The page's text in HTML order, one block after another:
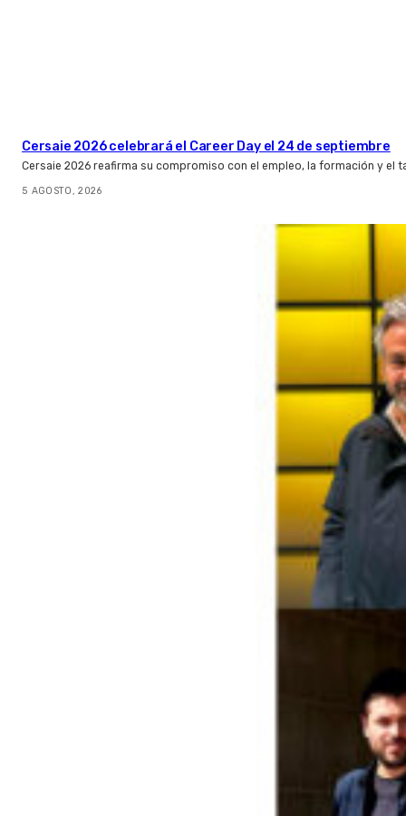
Cersaie 2026 celebrará el Career Day el 24 de septiembre
Cersaie 2026 reafirma su compromiso con el empleo, la formación y el
5 AGOSTO, 2026